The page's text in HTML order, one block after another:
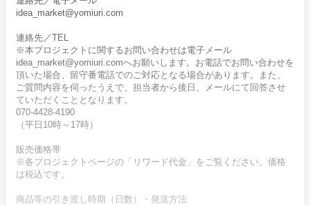
idea_market@yomiuri.com
連絡先／TEL
※本プロジェクトに関するお問い合わせは電子メール
idea_market@yomiuri.comへお願いします。お電話でお問い合わせを
頂いた場合、留守番電話でのご対応となる場合があります。また、
ご質問内容を伺ったうえで、担当者から後日、メールにて回答させ
ていただくこととなります。
070-4428-4190
（平日10時～17時）
販売価格帯
※各プロジェクトページの「リワード代金」をご覧ください。価格
は税込です。
商品等の引き渡し時期（日数）・発送方法